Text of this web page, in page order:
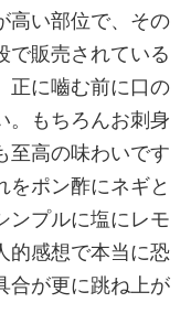
高い部位で、その
で販売されている
正に嚙む前に口の
。もちろんお刺身
至高の味わいです
をポン酢にネギと
ンプルに塩にレモ
的感想で本当に恐
合が更に跳ね上が